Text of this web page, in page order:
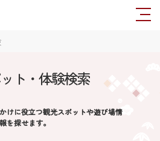
ト・体験検索
けに役立つ観光スポットや遊び場情
報を探せます。